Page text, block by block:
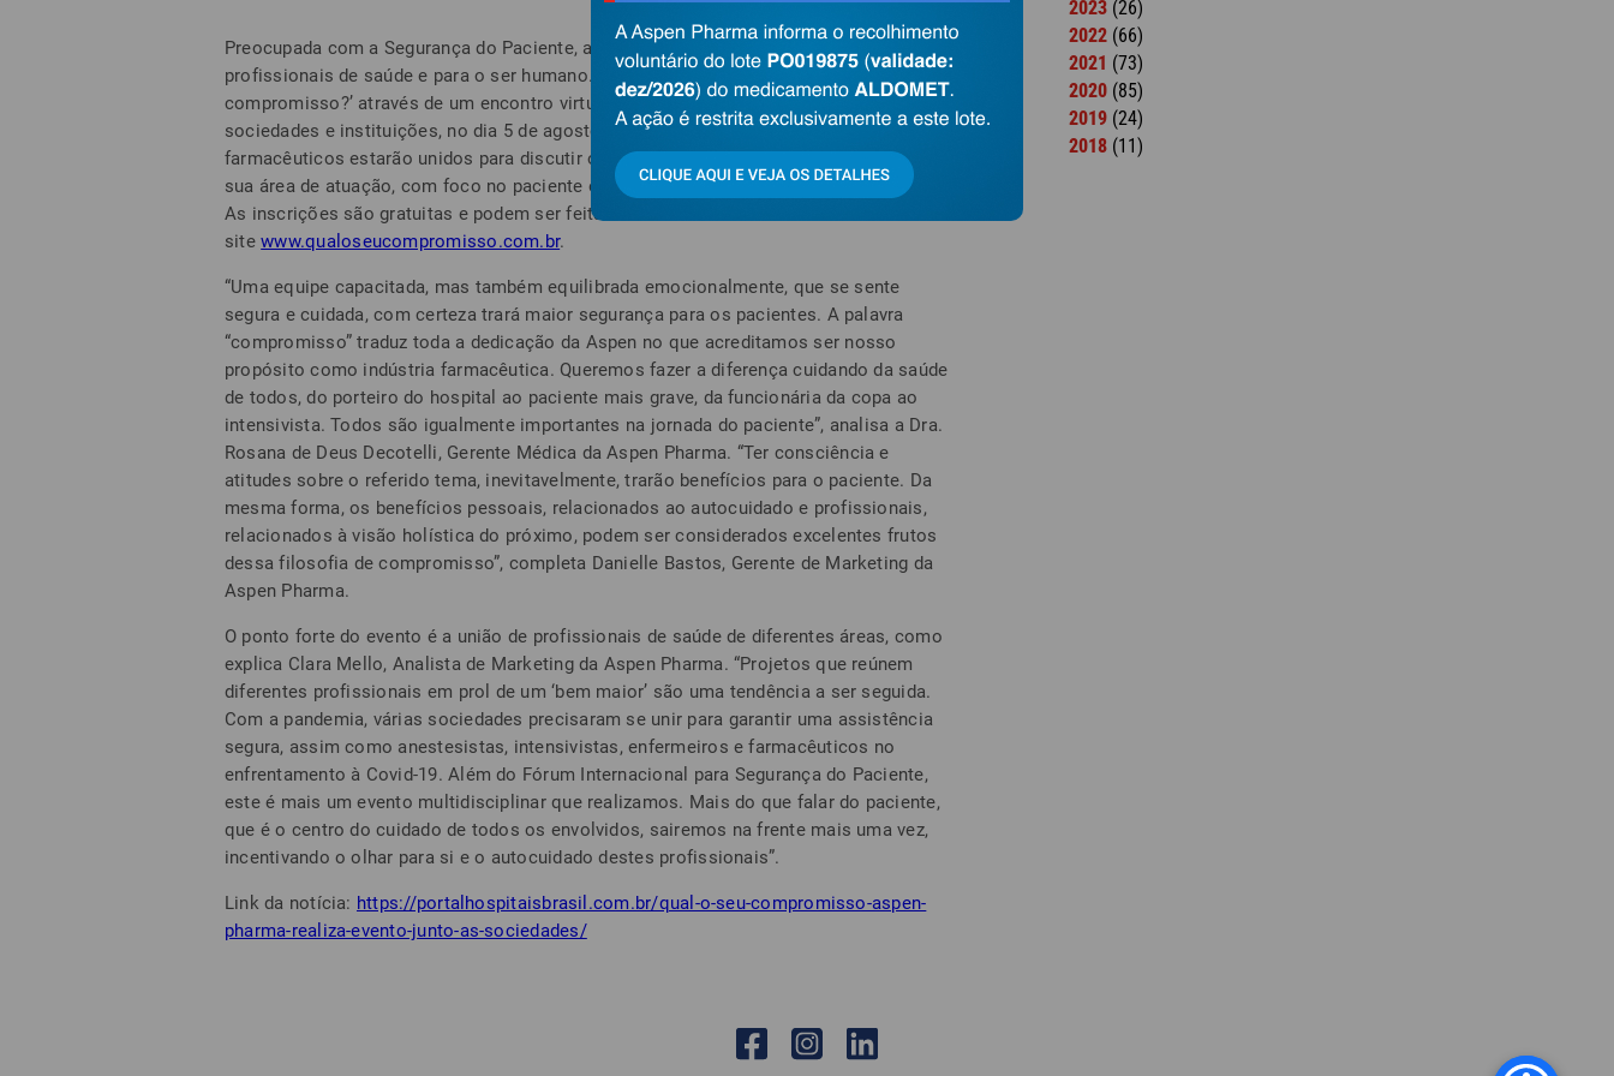
Preocupada com a Segurança do Paciente, a Aspen Pharma amplia o olhar para os
profissionais de saúde e para o ser humano. O evento trará a reflexão ‘Qual é o seu
compromisso?’ através de um encontro virtual e multidisciplinar que reunirá oito
sociedades e instituições, no dia 5 de agosto, a partir das 19h. Médicos, enfermeiros e
farmacêuticos estarão unidos para discutir o compromisso de cada profissional, em
sua área de atuação, com foco no paciente e no acolhimento do profissional de saúde.
As inscrições são gratuitas e podem ser feitas no
sitewww.qualoseucompromisso.com.br.
“Uma equipe capacitada, mas também equilibrada emocionalmente, que se sente
segura e cuidada, com certeza trará maior segurança para os pacientes. A palavra
“compromisso” traduz toda a dedicação da Aspen no que acreditamos ser nosso
propósito como indústria farmacêutica. Queremos fazer a diferença cuidando da saúde
de todos, do porteiro do hospital ao paciente mais grave, da funcionária da copa ao
intensivista. Todos são igualmente importantes na jornada do paciente”, analisa a Dra.
Rosana de Deus Decotelli, Gerente Médica da Aspen Pharma. “Ter consciência e
atitudes sobre o referido tema, inevitavelmente, trarão benefícios para o paciente. Da
mesma forma, os benefícios pessoais, relacionados ao autocuidado e profissionais,
relacionados à visão holística do próximo, podem ser considerados excelentes frutos
dessa filosofia de compromisso”, completa Danielle Bastos, Gerente de Marketing da
Aspen Pharma.
O ponto forte do evento é a união de profissionais de saúde de diferentes áreas, como
explica Clara Mello, Analista de Marketing da Aspen Pharma. “Projetos que reúnem
diferentes profissionais em prol de um ‘bem maior’ são uma tendência a ser seguida.
Com a pandemia, várias sociedades precisaram se unir para garantir uma assistência
segura, assim como anestesistas, intensivistas, enfermeiros e farmacêuticos no
enfrentamento à Covid-19. Além do Fórum Internacional para Segurança do Paciente,
este é mais um evento multidisciplinar que realizamos. Mais do que falar do paciente,
que é o centro do cuidado de todos os envolvidos, sairemos na frente mais uma vez,
incentivando o olhar para si e o autocuidado destes profissionais”.
Link da notícia: https://portalhospitaisbrasil.com.br/qual-o-seu-compromisso-aspen-
pharma-realiza-evento-junto-as-sociedades/
2023 (26)
2022 (66)
2021 (73)
2020 (85)
2019 (24)
2018 (11)